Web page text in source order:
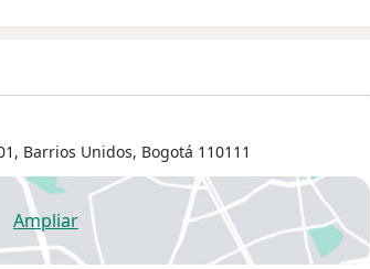
Barrios Unidos, Bogotá 110111
Ampliarse abre en una nueva pestaña